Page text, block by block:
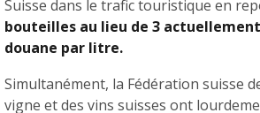
Suisse dans le trafic touristique en
bouteilles au lieu de 3
douane par litre.
Simultanément, la Fédération suisse
vigne et des vins suisses ont